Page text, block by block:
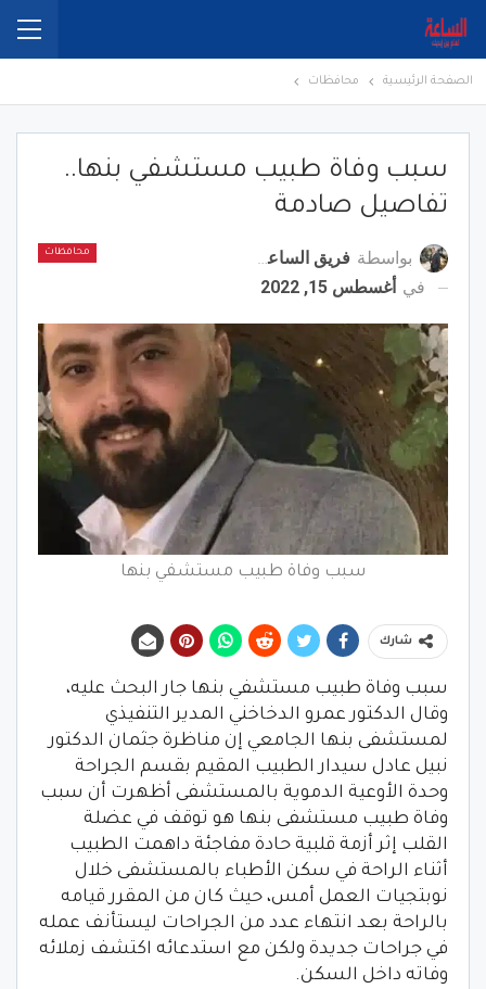
الصفحة الرئيسية محافظات
سبب وفاة طبيب مستشفي بنها..
تفاصيل صادمة
محافظات بواسطة فريق الساعة برس
في أغسطس 15, 2022
سبب وفاة طبيب مستشفي بنها
شارك
سبب وفاة طبيب مستشفي بنها جار البحث عليه،
وقال الدكتور عمرو الدخاخني المدير التنفيذي
لمستشفى بنها الجامعي إن مناظرة جثمان الدكتور
نبيل عادل سيدار الطبيب المقيم بقسم الجراحة
وحدة الأوعية الدموية بالمستشفى أظهرت أن سبب
وفاة طبيب مستشفى بنها هو توقف في عضلة
القلب إثر أزمة قلبية حادة مفاجئة داهمت الطبيب
أثناء الراحة في سكن الأطباء بالمستشفى خلال
نوبتجيات العمل أمس، حيث كان من المقرر قيامه
بالراحة بعد انتهاء عدد من الجراحات ليستأنف عمله
في جراحات جديدة ولكن مع استدعائه اكتشف زملائه
وفاته داخل السكن.